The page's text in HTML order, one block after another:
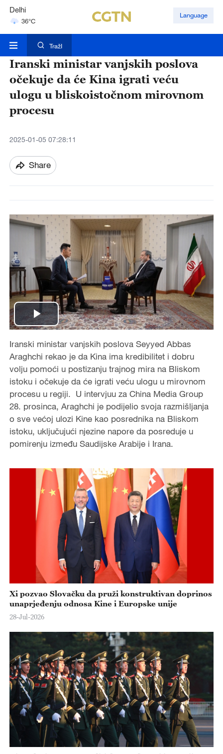
Hyderabad
42°C
Mumbai
Language
TražI
Iranski ministar vanjskih poslova
očekuje da će Kina igrati veću
ulogu u bliskoistočnom mirovnom
procesu
2025-01-05 07:28:11
Share
P
l
a
y
V
i
e
o
Iranski ministar vanjskih poslova Seyyed Abbas
Araghchi rekao je da Kina ima kredibilitet i dobru
volju pomoći u postizanju trajnog mira na Bliskom
istoku i očekuje da će igrati veću ulogu u mirovnom
procesu u regiji. U intervjuu za China Media Group
28. prosinca, Araghchi je podijelio svoja razmišljanja
o sve većoj ulozi Kine kao posrednika na Bliskom
istoku, uključujući njezine napore da posreduje u
pomirenju između Saudijske Arabije i Irana.
Xi pozvao Slovačku da pruži konstruktivan doprinos
unaprjeđenju odnosa Kine i Europske unije
28-Jul-2026